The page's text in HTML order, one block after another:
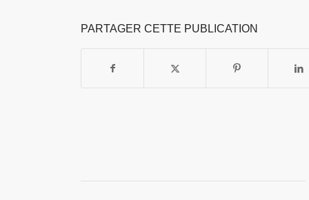
PARTAGER CETTE PUBLICATION